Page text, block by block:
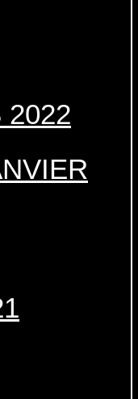
2022